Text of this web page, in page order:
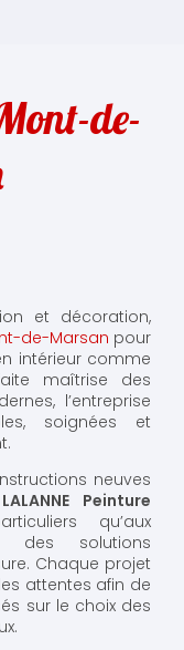
de-
et décoration,
de-Marsan pour
intérieur comme
maîtrise des
l’entreprise
soignées et
neuves
LALANNE Peinture
qu’aux
des solutions
Chaque projet
attentes afin de
sur le choix des